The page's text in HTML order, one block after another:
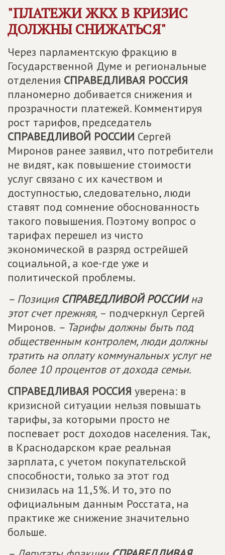
"ПЛАТЕЖИ ЖКХ В КРИЗИС
ДОЛЖНЫ СНИЖАТЬСЯ"
Через парламентскую фракцию в
Государственной Думе и региональные
отделения СПРАВЕДЛИВАЯ РОССИЯ
планомерно добивается снижения и
прозрачности платежей. Комментируя
рост тарифов, председатель
СПРАВЕДЛИВОЙ РОССИИ Сергей
Миронов ранее заявил, что потребители
не видят, как повышение стоимости
услуг связано с их качеством и
доступностью, следовательно, люди
ставят под сомнение обоснованность
такого повышения. Поэтому вопрос о
тарифах перешел из чисто
экономической в разряд острейшей
социальной, а кое-где уже и
политической проблемы.
– Позиция СПРАВЕДЛИВОЙ РОССИИна
этот счет прежняя, – подчеркнул Сергей
Миронов. – Тарифы должны быть под
общественным контролем, люди должны
тратить на оплату коммунальных услуг не
более 10 процентов от дохода семьи.
СПРАВЕДЛИВАЯ РОССИЯ уверена: в
кризисной ситуации нельзя повышать
тарифы, за которыми просто не
поспевает рост доходов населения. Так,
в Краснодарском крае реальная
зарплата, с учетом покупательской
способности, только за этот год
снизилась на 11,5%. И то, это по
официальным данным Росстата, на
практике же снижение значительно
больше.